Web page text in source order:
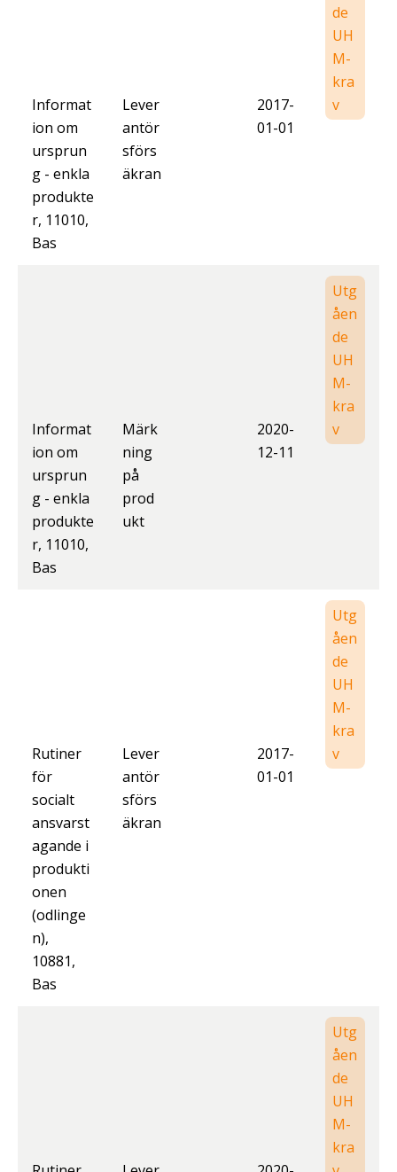
Informat
ion om
ursprun
g - enkla
produkte
r, 11010,
Bas
Lever
antör
sförs
äkran
2017-
01-01
de
UH
M-
kra
v
Informat
ion om
ursprun
g - enkla
produkte
r, 11010,
Bas
Märk
ning
på
prod
ukt
2020-
12-11
Utg
åen
de
UH
M-
kra
v
Rutiner
för
socialt
ansvarst
agande i
produkti
onen
(odlinge
n),
10881,
Bas
Lever
antör
sförs
äkran
2017-
01-01
Utg
åen
de
UH
M-
kra
v
Utg
åen
de
UH
M-
kra